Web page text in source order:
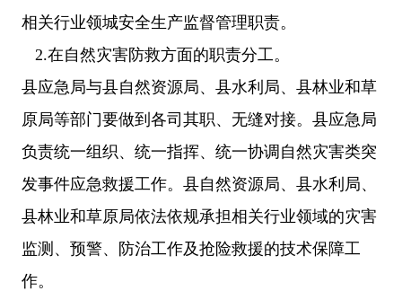
相关行业领城安全生产监督管理职责。
2.在自然灾害防救方面的职责分工。
县应急局与县自然资源局、县水利局、县林业和草
原局等部门要做到各司其职、无缝对接。县应急局
负责统一组织、统一指挥、统一协调自然灾害类突
发事件应急救援工作。县自然资源局、县水利局、
县林业和草原局依法依规承担相关行业领域的灾害
监测、预警、防治工作及抢险救援的技术保障工
作。